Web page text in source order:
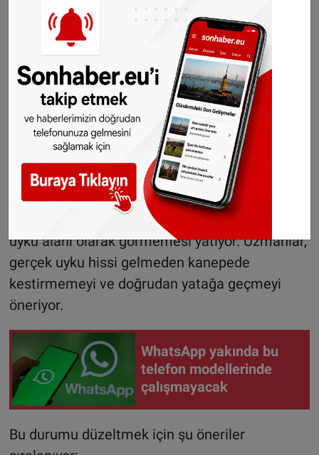
genellikle yüzeysel ve kalitesiz olur; ancak
yüksek uyku baskısı kişiyi yine de uyutur.
Öte yandan derin uyku için vücut ısısının
düşmesi gerekir. Kanepeden kalkıp daha serin
bir yatak odasına geçmek, kıyafet değiştirmek
ve ortam farkı ani bir uyarılma yaratarak
uykunun kaçmasına neden olabilir.
Çözüm: Yatağı yeniden “uyku alanı” yapmak
Sorunun temelinde, beynin yatağı artık yalnızca
uyku alanı olarak görmemesi yatıyor. Uzmanlar,
gerçek uyku hissi gelmeden kanepede
kestirmemeyi ve doğrudan yatağa geçmeyi
öneriyor.
WhatsApp yakında bu
telefon modellerinde
çalışmayacak
Bu durumu düzeltmek için şu öneriler